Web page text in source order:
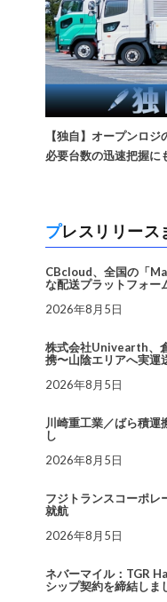
【独自】オープンロ
必要台数の迅速把握に
プレスリリー
CBcloud、全国の「
な配送プラットフォ
2026年8月5日
株式会社Univearth、
携〜山陰エリアへ実運
2026年8月5日
川崎重工業／ばら積運
し
2026年8月5日
フジトランスコーポレ
就航
2026年8月5日
ネバーマイル：TGR
シップ契約を締結しま